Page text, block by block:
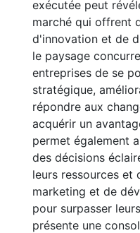
exécutée peut
marché qui offrent
d'innovation et de
le paysage
entreprises de se
stratégique,
répondre aux
acquérir un
permet également
des décisions
leurs ressources
marketing et de
pour surpasser
présente une